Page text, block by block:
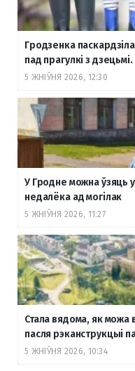
Гродзенка
пад прагулкі з
5 ЖНІЎНЯ 2026, 12:30
У Гродне можна ўзяць
недалёка ад могілак
5 ЖНІЎНЯ 2026, 11:27
Стала вядома, як
пасля рэканструкцыі
5 ЖНІЎНЯ 2026, 10:34